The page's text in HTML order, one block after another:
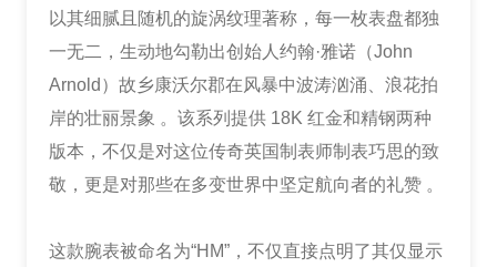
以其细腻且随机的旋涡纹理著称，每一枚表盘都独
一无二，生动地勾勒出创始人约翰·雅诺（John
Arnold）故乡康沃尔郡在风暴中波涛汹涌、浪花拍
岸的壮丽景象 。该系列提供 18K 红金和精钢两种
版本，不仅是对这位传奇英国制表师制表巧思的致
敬，更是对那些在多变世界中坚定航向者的礼赞 。
这款腕表被命名为“HM”，不仅直接点明了其仅显示